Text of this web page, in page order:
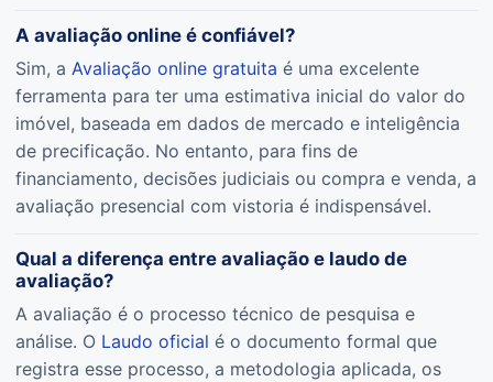
A avaliação online é confiável?
Sim, a Avaliação online gratuita é uma excelente
ferramenta para ter uma estimativa inicial do valor do
imóvel, baseada em dados de mercado e inteligência
de precificação. No entanto, para fins de
financiamento, decisões judiciais ou compra e venda, a
avaliação presencial com vistoria é indispensável.
Qual a diferença entre avaliação e laudo de
avaliação?
A avaliação é o processo técnico de pesquisa e
análise. O Laudo oficial é o documento formal que
registra esse processo, a metodologia aplicada, os